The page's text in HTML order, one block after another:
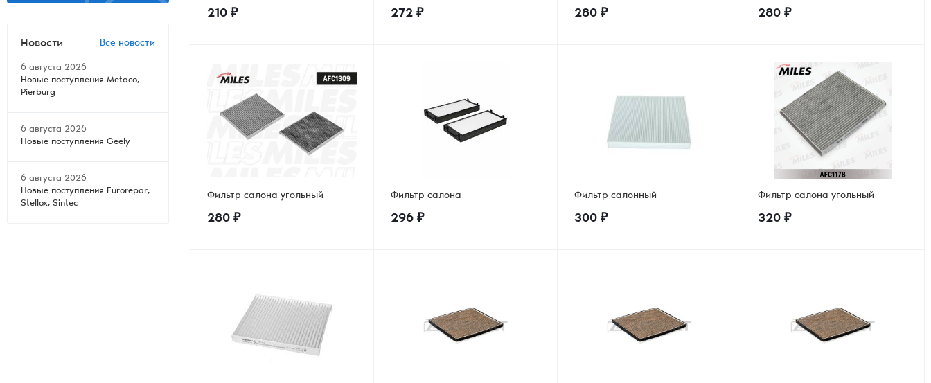
210 ₽ 272 ₽ 280 ₽ 280 ₽
Фильтр салона угольный
280 ₽
Фильтр салона
296 ₽
Фильтр салонный
300 ₽
Фильтр салона угольный
320 ₽
Новости Все новости
6 августа 2026
Новые поступления Metaco,
Pierburg
6 августа 2026
Новые поступления Geely
6 августа 2026
Новые поступления Eurorepar,
Stellox, Sintec